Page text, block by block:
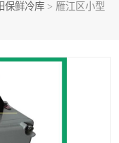
保鲜冷库 > 雁江区小型
库,绵阳保鲜冷库
库安装,广元冻库造
冻库